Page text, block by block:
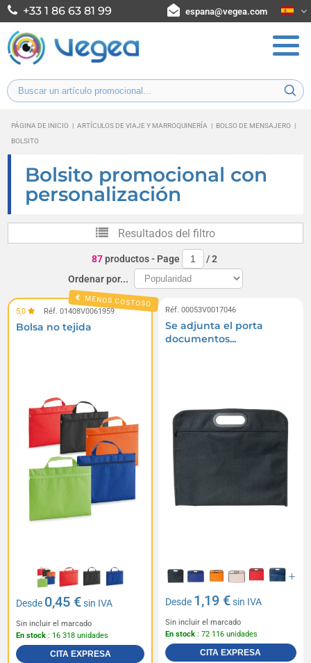
+33 1 86 63 81 99 espana@vegea.com
PÁGINA DE INICIO | ARTÍCULOS DE VIAJE Y MARROQUINERÍA | BOLSO DE MENSAJERO |
BOLSITO
Bolsito promocional con
personalización
Resultados del filtro
87productos- Page /2
Ordenar por...
MENOS COSTOSO
5,0 Réf. 01408V0061959
Bolsa no tejida
Desde 0,45 €sin IVA
Sin incluir el marcado
En stock : 16 318 unidades
CITA EXPRESA
Réf. 00053V0017046
Se adjunta el porta
documentos...
Desde 1,19 €sin IVA
Sin incluir el marcado
En stock : 72 116 unidades
CITA EXPRESA